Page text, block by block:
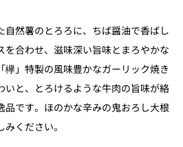
自然薯のとろろに、ちば醤油で香ばし
を合わせ、滋味深い旨味とまろやかな
欅」特製の風味豊かなガーリック焼き
いと、とろけるような牛肉の旨味が絡
品です。ほのかな辛みの鬼おろし大根
ください。